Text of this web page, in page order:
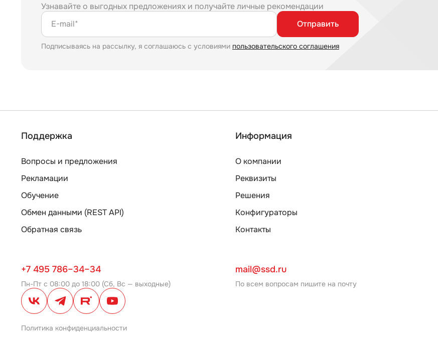
Узнавайте о выгодных предложениях и получайте личные рекомендации
E-mail*
Отправить
Подписываясь на рассылку, я соглашаюсь с условиями пользовательского соглашения
Поддержка
Вопросы и предложения
Рекламации
Обучение
Обмен данными (REST API)
Обратная связь
Информация
О компании
Реквизиты
Решения
Конфигураторы
Контакты
+7 495 786–34–34
Пн-Пт с 08:00 до 18:00 (Сб, Вс — выходные)
mail@ssd.ru
По всем вопросам пишите на почту
Политика конфиденциальности